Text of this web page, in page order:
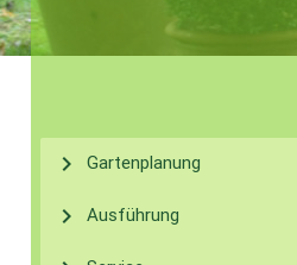
chevron_right Gartenplanung
chevron_right Ausführung